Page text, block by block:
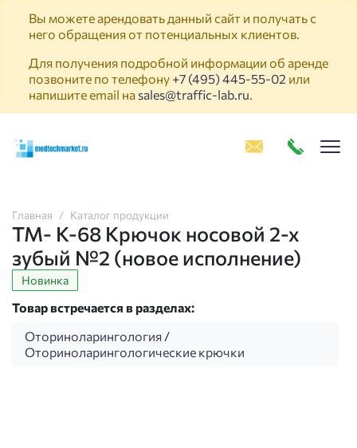
Вы можете арендовать данный сайт и получать с
него обращения от потенциальных клиентов.
Для получения подробной информации об аренде
позвоните по телефону +7 (495) 445-55-02 или
напишите email на sales@traffic-lab.ru.
Главная Каталог продукции
ТМ- К-68 Крючок носовой 2-х
зубый №2 (новое исполнение)
Новинка
Товар встречается в разделах:
Оториноларингология /
Оториноларингологические крючки